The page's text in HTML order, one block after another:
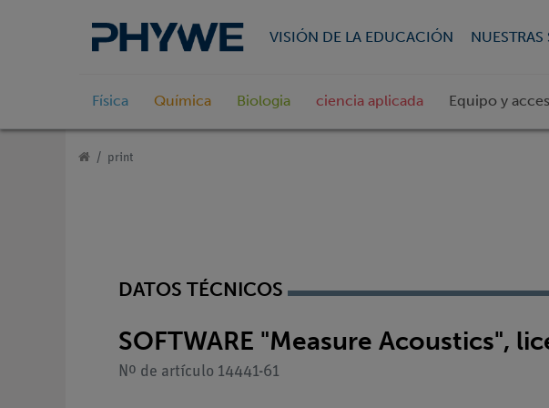
VISIÓN DE LA EDUCACIÓN
Física Química Biologia ciencia aplicada Equipo y
print
DATOS TÉCNICOS
SOFTWARE "Measure Acoustics",
Nº de artículo 14441-61